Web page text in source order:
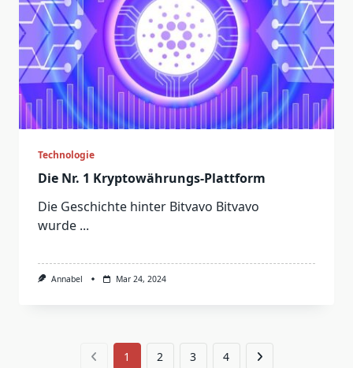
Technologie
Die Nr. 1 Kryptowährungs-Plattform
Die Geschichte hinter Bitvavo Bitvavo
wurde ...
Annabel Mar 24, 2024
1 2 3 4